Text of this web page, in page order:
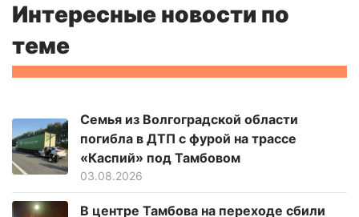
Интересные новости по
теме
Семья из Волгоградской области
погибла в ДТП с фурой на трассе
«Каспий» под Тамбовом
03.08.2026
В центре Тамбова на переходе сбили